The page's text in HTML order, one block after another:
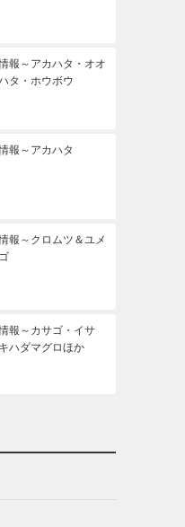
報～アカハタ・オオ
タ・ホウボウ
報～アカハタ
報～クロムツ＆ユメ
報～カサゴ・イサ
ハダマグロほか